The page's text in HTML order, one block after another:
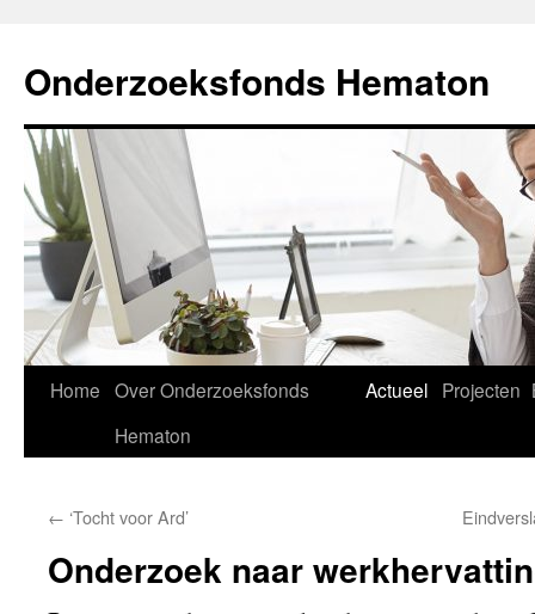
de
inhoud
Onderzoeksfonds Hematon
Home Over Onderzoeksfonds
Hematon
Actueel Projecten
← ‘Tocht voor Ard’
Onderzoek naar